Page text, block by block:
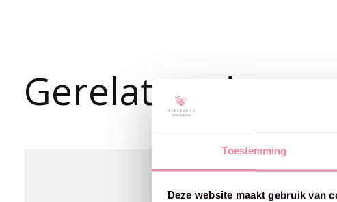
Toestemming
Deze website maakt gebruik van
Gerelateerde